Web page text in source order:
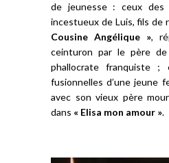
de jeunesse : ceux des
incestueux de Luis, fils de
Cousine Angélique »,
ceinturon par le père
phallocrate franquiste ;
fusionnelles d’une jeune
avec son vieux père
dans « Elisa mon amour ».